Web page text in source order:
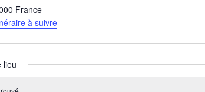
France
à suivre
lieu